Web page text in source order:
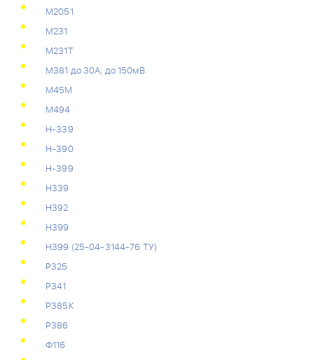
М2051
М231
М231Т
М381 до 30А; до 150мВ
М45М
М494
Н-339
Н-390
Н-399
Н339
Н392
Н399
Н399 (25-04-3144-76 ТУ)
Р325
Р341
Р385К
Р386
Ф116